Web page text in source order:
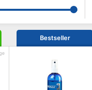
Bestseller